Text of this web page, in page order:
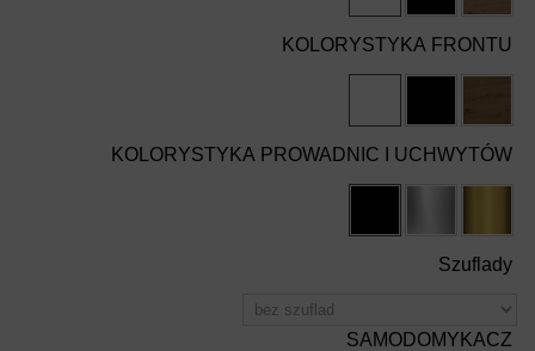
KOLORYSTYKA FRONTU
KOLORYSTYKA PROWADNIC I UCHWYTÓW
Szuflady
SAMODOMYKACZ